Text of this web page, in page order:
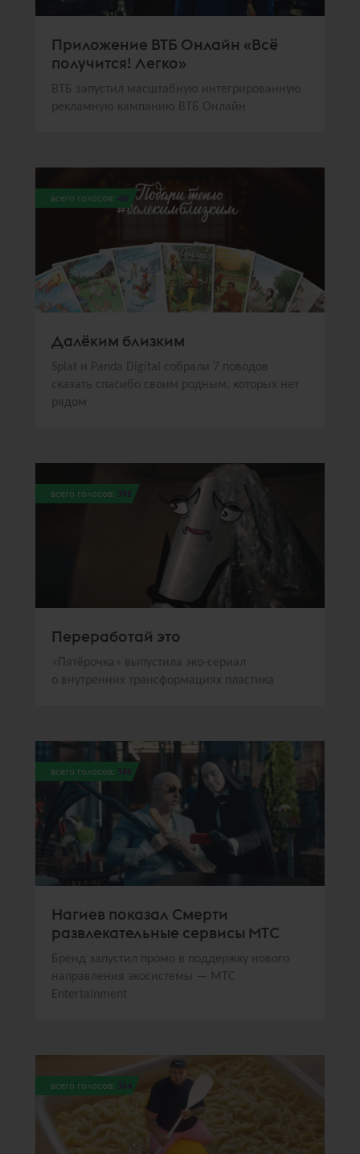
Приложение ВТБ Онлайн «Всё
получится! Легко»
ВТБ запустил масштабную интегрированную
рекламную кампанию ВТБ Онлайн
всего голосов: 419
Далёким близким
Splat и Panda Digital собрали 7 поводов
сказать спасибо своим родным, которых нет
рядом
всего голосов: 392
Переработай это
«Пятёрочка» выпустила эко-сериал
о внутренних трансформациях пластика
всего голосов: 386
Нагиев показал Смерти
развлекательные сервисы МТС
Бренд запустил промо в поддержку нового
направления экосистемы — МТС
Entertainment
всего голосов: 364